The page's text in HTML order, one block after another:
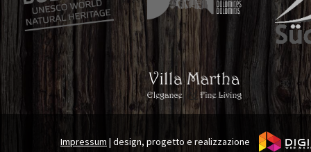
Impressum | design, progetto e realizzazione